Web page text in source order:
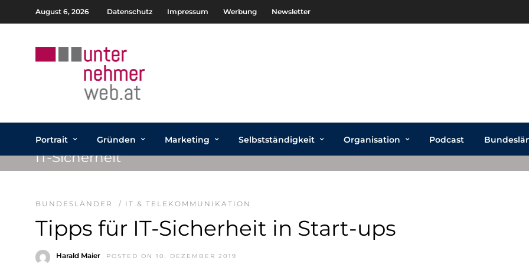
August 6, 2026 Datenschutz Impressum Werbung Newsletter
Portrait Gründen Marketing Selbstständigkeit Organisation Podcast
IT-Sicherheit
BUNDESLÄNDER / IT & TELEKOMMUNIKATION
Tipps für IT-Sicherheit in Start-ups
Harald Maier POSTED ON 10. DEZEMBER 2019